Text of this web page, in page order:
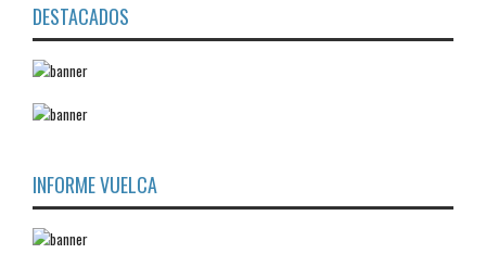
DESTACADOS
INFORME VUELCA